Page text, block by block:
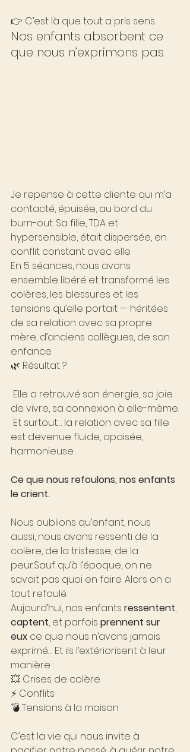
👉 C’est là que tout a pris sens.
Nos enfants absorbent ce
que nous n’exprimons pas.
Je repense à cette cliente qui m’a
contacté, épuisée, au bord du
burn-out. Sa fille, TDA et
hypersensible, était dispersée, en
conflit constant avec elle.
En 5 séances, nous avons
ensemble libéré et transformé les
colères, les blessures et les
tensions qu’elle portait — héritées
de sa relation avec sa propre
mère, d’anciens collègues, de son
enfance.
🌿 Résultat ?
de vivre, sa connexion à elle-même.
est devenue fluide, apaisée,
harmonieuse.
Ce que nous refoulons, nos enfants
le crient.
Nous oublions qu’enfant, nous
aussi, nous avons ressenti de la
colère, de la tristesse, de la
peur.Sauf qu’à l’époque, on ne
savait pas quoi en faire. Alors on a
tout refoulé.
Aujourd’hui, nos enfants ressentent,
captent, et parfois prennent sur
eux ce que nous n’avons jamais
exprimé… Et ils l’extériorisent à leur
manière :
💥 Crises de colère
⚡ Conflits
💣 Tensions à la maison
C’est la vie qui nous invite à